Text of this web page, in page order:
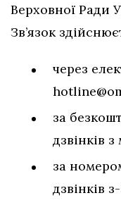
Верховної Ради
Зв’язок
через
за
дзвінків
за
дзвінків